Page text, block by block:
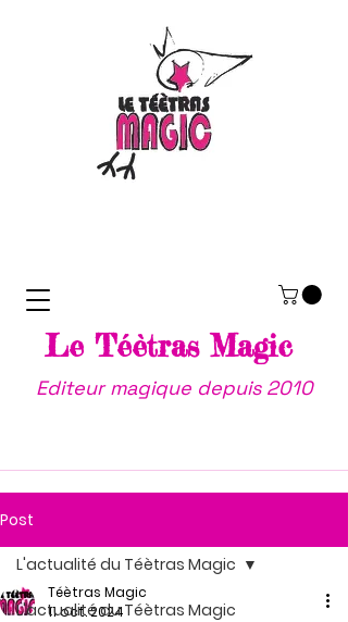
Le Téètras Magic
Editeur magique depuis 2010
Post
L'actualité du Téètras Magic
L'actualité du Téètras Magic
Téètras Magic
11 oct. 2024